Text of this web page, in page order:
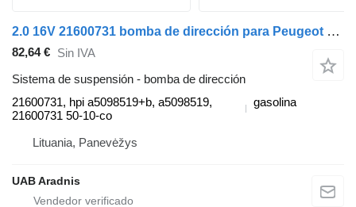
2.0 16V 21600731 bomba de dirección para Peugeot 407 (6D_) coche
82,64 € Sin IVA
Sistema de suspensión - bomba de dirección
21600731, hpi a5098519+b, a5098519,
21600731 50-10-co
gasolina
Lituania, Panevėžys
UAB Aradnis